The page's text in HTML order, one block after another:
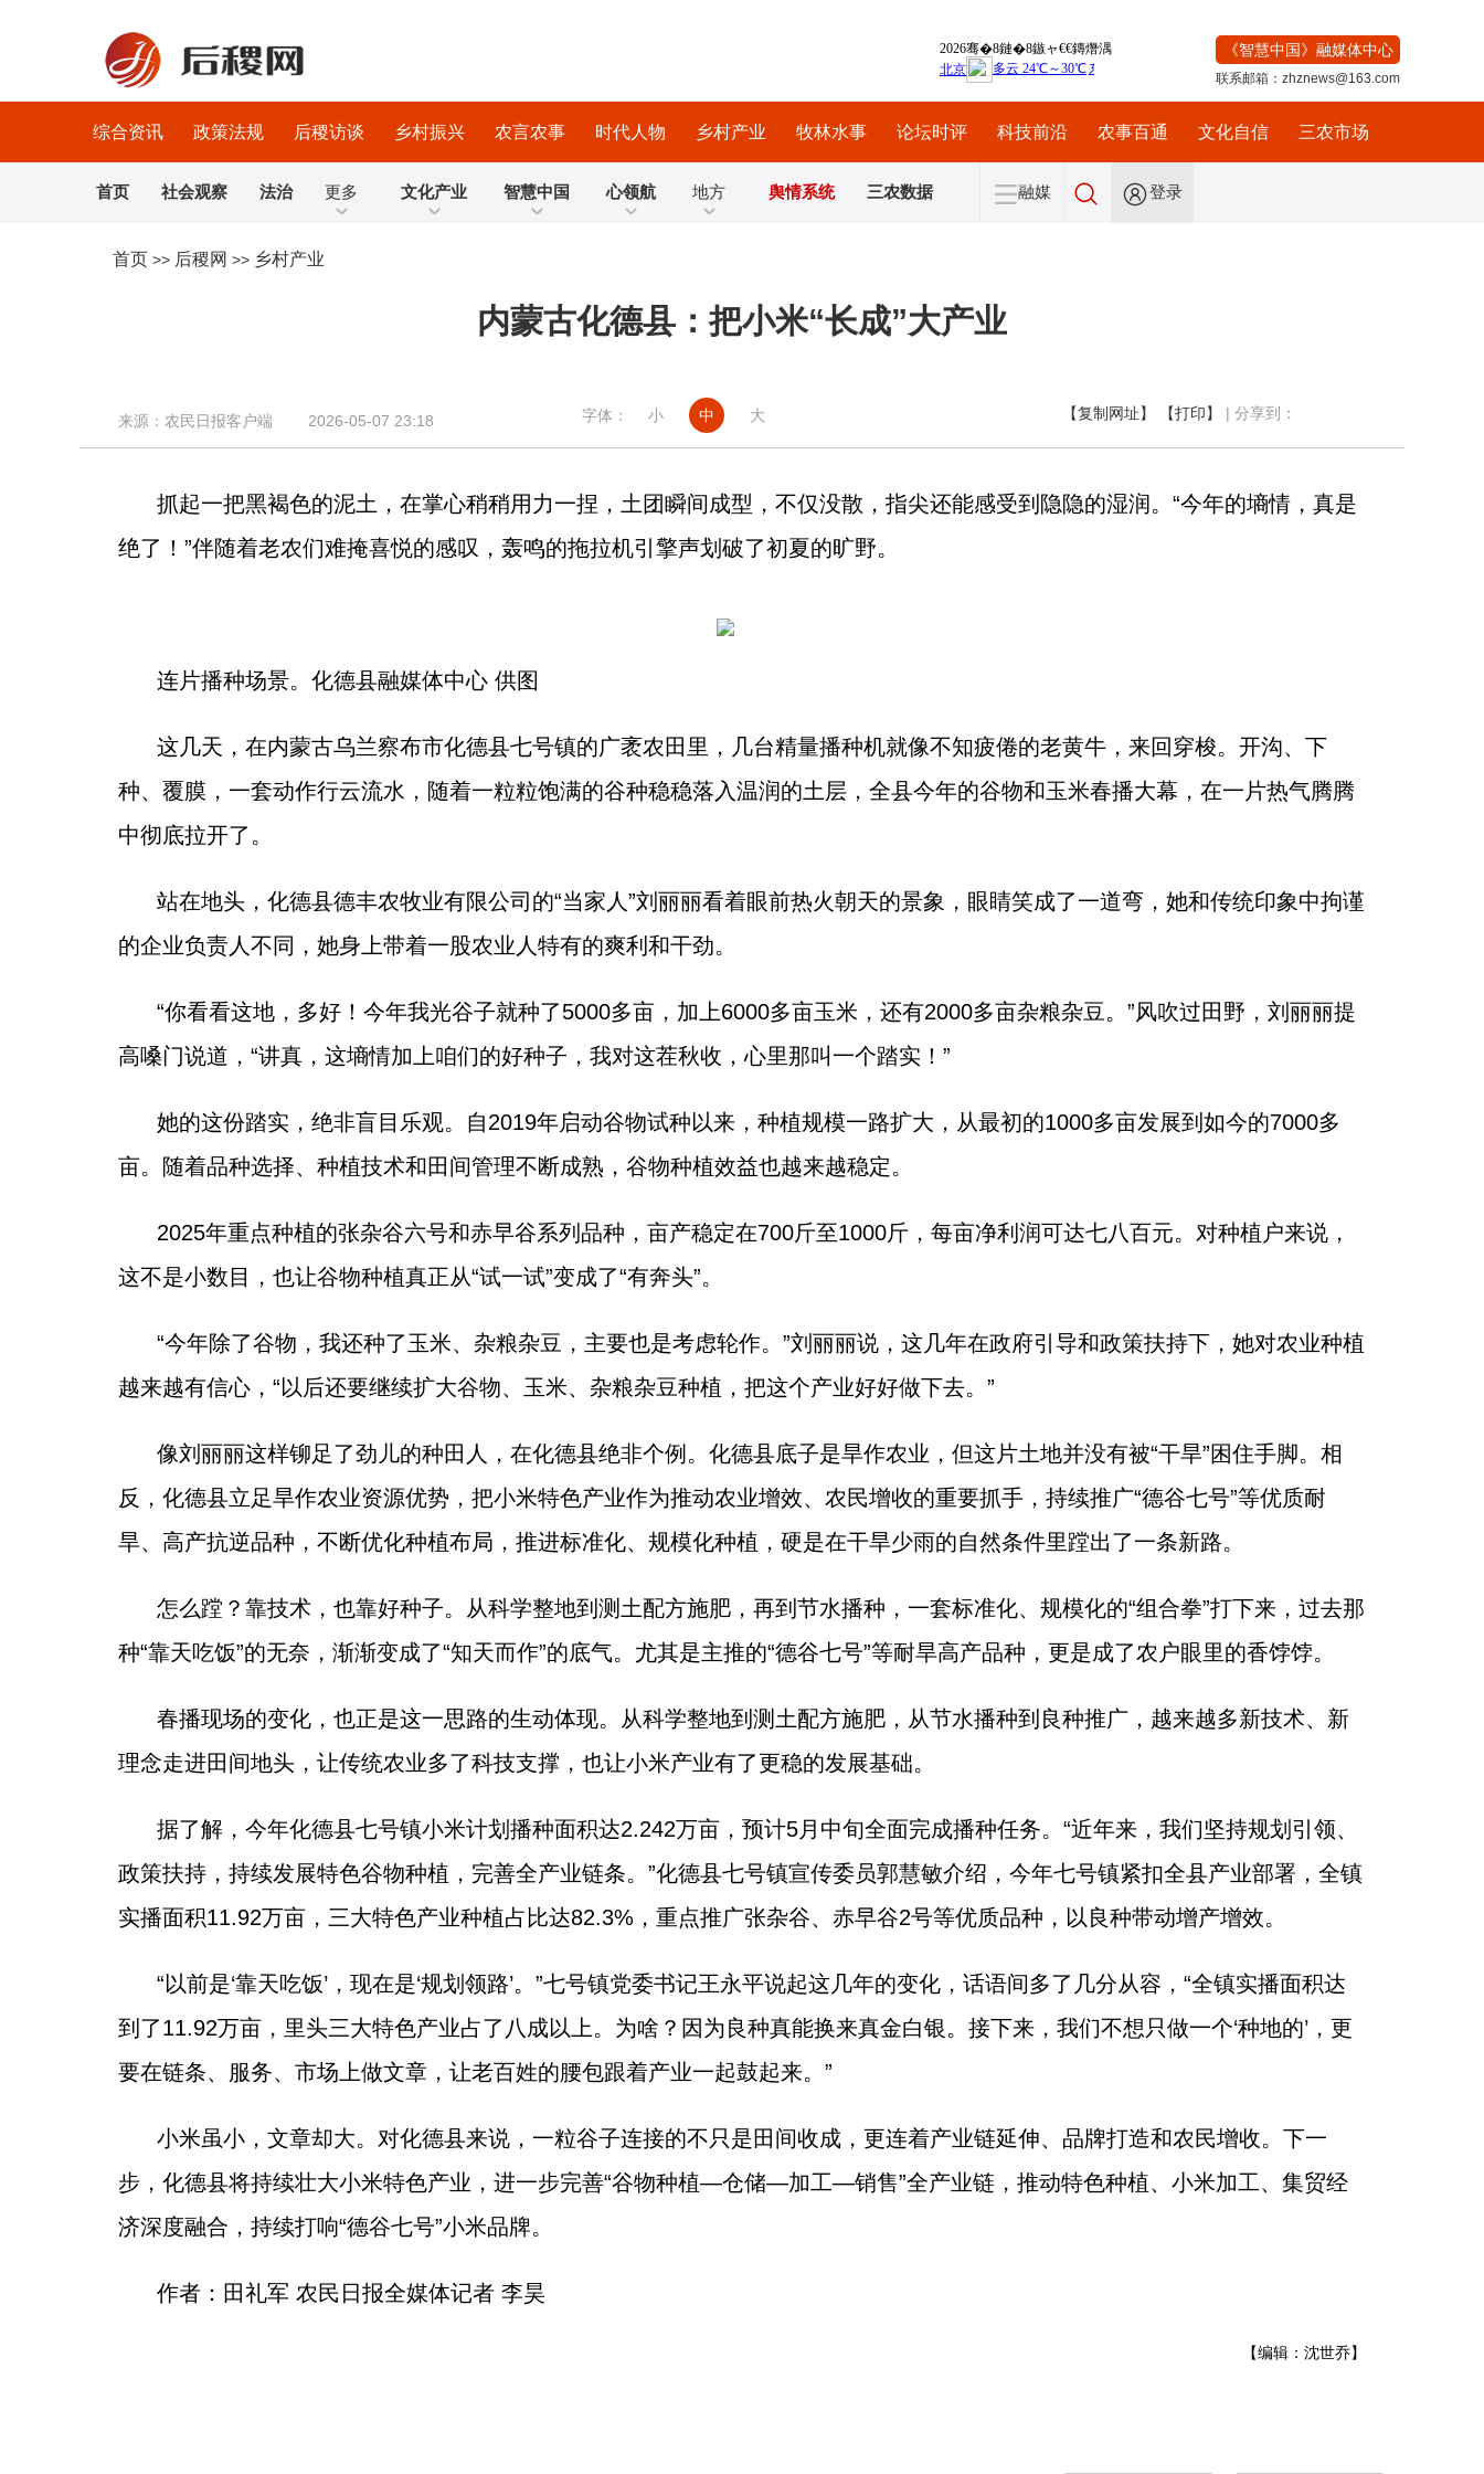
《智慧中国》融媒体中心
联系邮箱：zhznews@163.com
综合资讯 政策法规 后稷访谈 乡村振兴 农言农事 时代人物 乡村产业 牧林水事 论坛时评 科技前沿 农事百通 文化自信 三农市场
首页 社会观察 法治 更多 文化产业 智慧中国 心领航 地方 舆情系统 三农数据 融媒 登录
首页 >> 后稷网 >> 乡村产业
内蒙古化德县：把小米“长成”大产业
来源：农民日报客户端 2026-05-07 23:18 字体： 小 中 大 【复制网址】 【打印】 | 分享到：
抓起一把黑褐色的泥土，在掌心稍稍用力一捏，土团瞬间成型，不仅没散，指尖还能感受到隐隐的湿润。“今年的墒情，真是
绝了！”伴随着老农们难掩喜悦的感叹，轰鸣的拖拉机引擎声划破了初夏的旷野。
连片播种场景。化德县融媒体中心 供图
这几天，在内蒙古乌兰察布市化德县七号镇的广袤农田里，几台精量播种机就像不知疲倦的老黄牛，来回穿梭。开沟、下
种、覆膜，一套动作行云流水，随着一粒粒饱满的谷种稳稳落入温润的土层，全县今年的谷物和玉米春播大幕，在一片热气腾腾
中彻底拉开了。
站在地头，化德县德丰农牧业有限公司的“当家人”刘丽丽看着眼前热火朝天的景象，眼睛笑成了一道弯，她和传统印象中拘谨
的企业负责人不同，她身上带着一股农业人特有的爽利和干劲。
“你看看这地，多好！今年我光谷子就种了5000多亩，加上6000多亩玉米，还有2000多亩杂粮杂豆。”风吹过田野，刘丽丽提
高嗓门说道，“讲真，这墒情加上咱们的好种子，我对这茬秋收，心里那叫一个踏实！”
她的这份踏实，绝非盲目乐观。自2019年启动谷物试种以来，种植规模一路扩大，从最初的1000多亩发展到如今的7000多
亩。随着品种选择、种植技术和田间管理不断成熟，谷物种植效益也越来越稳定。
2025年重点种植的张杂谷六号和赤早谷系列品种，亩产稳定在700斤至1000斤，每亩净利润可达七八百元。对种植户来说，
这不是小数目，也让谷物种植真正从“试一试”变成了“有奔头”。
“今年除了谷物，我还种了玉米、杂粮杂豆，主要也是考虑轮作。”刘丽丽说，这几年在政府引导和政策扶持下，她对农业种植
越来越有信心，“以后还要继续扩大谷物、玉米、杂粮杂豆种植，把这个产业好好做下去。”
像刘丽丽这样铆足了劲儿的种田人，在化德县绝非个例。化德县底子是旱作农业，但这片土地并没有被“干旱”困住手脚。相
反，化德县立足旱作农业资源优势，把小米特色产业作为推动农业增效、农民增收的重要抓手，持续推广“德谷七号”等优质耐
旱、高产抗逆品种，不断优化种植布局，推进标准化、规模化种植，硬是在干旱少雨的自然条件里蹚出了一条新路。
怎么蹚？靠技术，也靠好种子。从科学整地到测土配方施肥，再到节水播种，一套标准化、规模化的“组合拳”打下来，过去那
种“靠天吃饭”的无奈，渐渐变成了“知天而作”的底气。尤其是主推的“德谷七号”等耐旱高产品种，更是成了农户眼里的香饽饽。
春播现场的变化，也正是这一思路的生动体现。从科学整地到测土配方施肥，从节水播种到良种推广，越来越多新技术、新
理念走进田间地头，让传统农业多了科技支撑，也让小米产业有了更稳的发展基础。
据了解，今年化德县七号镇小米计划播种面积达2.242万亩，预计5月中旬全面完成播种任务。“近年来，我们坚持规划引领、
政策扶持，持续发展特色谷物种植，完善全产业链条。”化德县七号镇宣传委员郭慧敏介绍，今年七号镇紧扣全县产业部署，全镇
实播面积11.92万亩，三大特色产业种植占比达82.3%，重点推广张杂谷、赤早谷2号等优质品种，以良种带动增产增效。
“以前是‘靠天吃饭’，现在是‘规划领路’。”七号镇党委书记王永平说起这几年的变化，话语间多了几分从容，“全镇实播面积达
到了11.92万亩，里头三大特色产业占了八成以上。为啥？因为良种真能换来真金白银。接下来，我们不想只做一个‘种地的’，更
要在链条、服务、市场上做文章，让老百姓的腰包跟着产业一起鼓起来。”
小米虽小，文章却大。对化德县来说，一粒谷子连接的不只是田间收成，更连着产业链延伸、品牌打造和农民增收。下一
步，化德县将持续壮大小米特色产业，进一步完善“谷物种植—仓储—加工—销售”全产业链，推动特色种植、小米加工、集贸经
济深度融合，持续打响“德谷七号”小米品牌。
作者：田礼军 农民日报全媒体记者 李昊
【编辑：沈世乔】